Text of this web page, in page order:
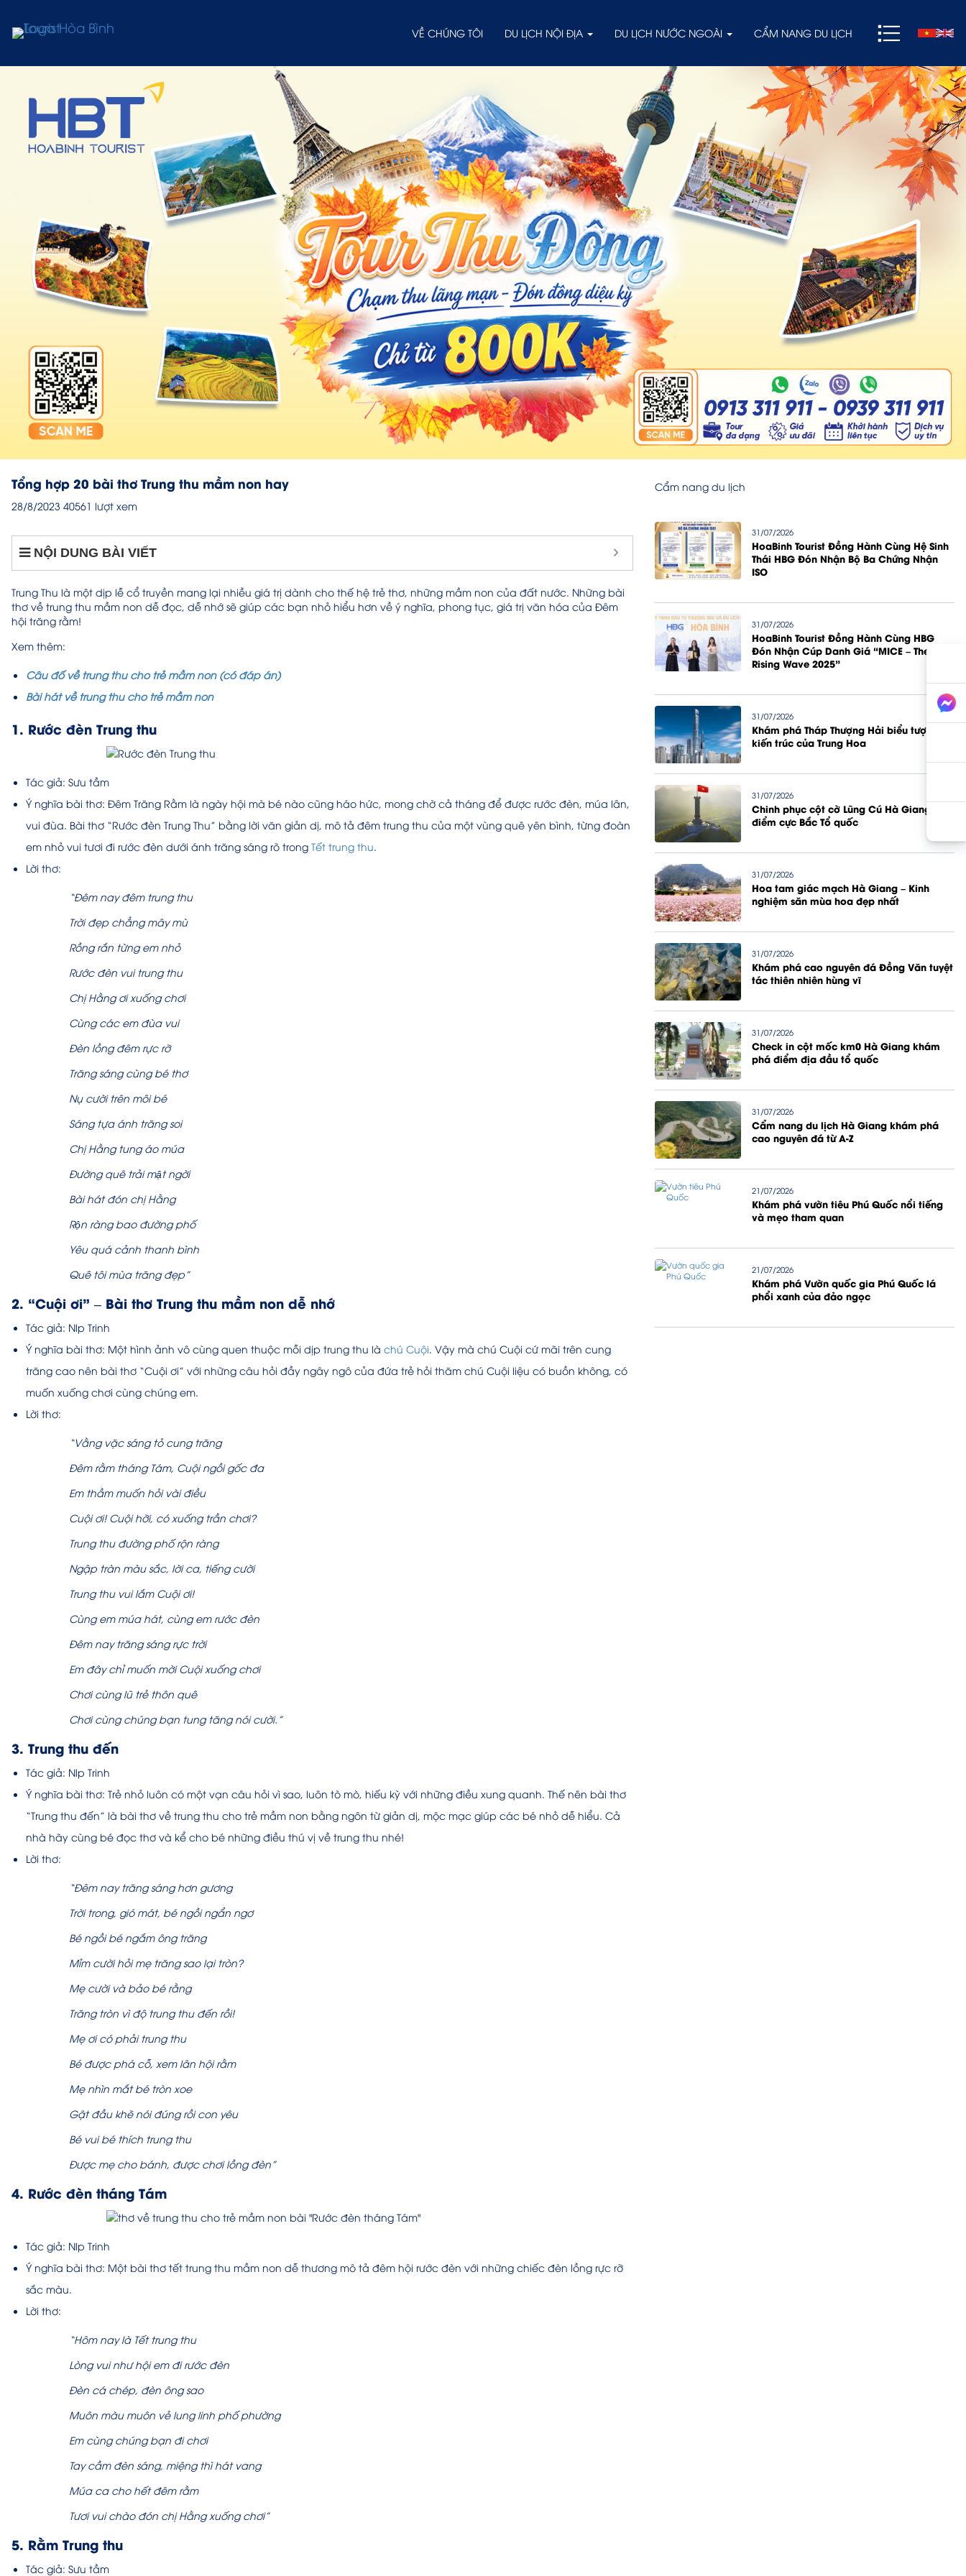
VỀ CHÚNG TÔI DU LỊCH NỘI ĐỊA DU LỊCH NƯỚC NGOÀI CẨM NANG DU LỊCH
Tổng hợp 20 bài thơ Trung thu mầm non hay
28/8/2023 40561 lượt xem
NỘI DUNG BÀI VIẾT
Trung Thu là một dịp lễ cổ truyền mang lại nhiều giá trị dành cho thế hệ trẻ thơ, những mầm non của đất nước. Những bài
thơ về trung thu mầm non dễ đọc, dễ nhớ sẽ giúp các bạn nhỏ hiểu hơn về ý nghĩa, phong tục, giá trị văn hóa của Đêm
hội trăng rằm!
Xem thêm:
Câu đố về trung thu cho trẻ mầm non (có đáp án)
Bài hát về trung thu cho trẻ mầm non
1. Rước đèn Trung thu
Tác giả: Sưu tầm
Ý nghĩa bài thơ: Đêm Trăng Rằm là ngày hội mà bé nào cũng háo hức, mong chờ cả tháng để được rước đèn, múa lân,
vui đùa. Bài thơ “Rước đèn Trung Thu” bằng lời văn giản dị, mô tả đêm trung thu của một vùng quê yên bình, từng đoàn
em nhỏ vui tươi đi rước đèn dưới ánh trăng sáng rõ trong Tết trung thu
Lời thơ:
“Đêm nay đêm trung thu
Trời đẹp chẳng mây mù
Rồng rắn từng em nhỏ
Rước đèn vui trung thu
Chị Hằng ơi xuống chơi
Cùng các em đùa vui
Đèn lồng đêm rực rỡ
Trăng sáng cùng bé thơ
Nụ cười trên môi bé
Sáng tựa ánh trăng soi
Chị Hằng tung áo múa
Đường quê trải mật ngời
Bài hát đón chị Hằng
Rộn ràng bao đường phố
Yêu quá cảnh thanh bình
Quê tôi mùa trăng đẹp”
2. “Cuội ơi” – Bài thơ Trung thu mầm non dễ nhớ
Tác giả: Nlp Trinh
Ý nghĩa bài thơ: Một hình ảnh vô cùng quen thuộc mỗi dịp trung thu là chú Cuội . Vậy mà chú Cuội cứ mãi trên cung
trăng cao nên bài thơ “Cuội ơi” với những câu hỏi đầy ngây ngô của đứa trẻ hỏi thăm chú Cuội liệu có buồn không, có
muốn xuống chơi cùng chúng em.
Lời thơ:
“Vằng vặc sáng tỏ cung trăng
Đêm rằm tháng Tám, Cuội ngồi gốc đa
Em thầm muốn hỏi vài điều
Cuội ơi! Cuội hỡi, có xuống trần chơi?
Trung thu đường phố rộn ràng
Ngập tràn màu sắc, lời ca, tiếng cười
Trung thu vui lắm Cuội ơi!
Cùng em múa hát, cùng em rước đèn
Đêm nay trăng sáng rực trời
Em đây chỉ muốn mời Cuội xuống chơi
Chơi cùng lũ trẻ thôn quê
Chơi cùng chúng bạn tung tăng nói cười.”
3. Trung thu đến
Tác giả: Nlp Trinh
Ý nghĩa bài thơ: Trẻ nhỏ luôn có một vạn câu hỏi vì sao, luôn tò mò, hiếu kỳ với những điều xung quanh. Thế nên bài thơ
“Trung thu đến” là bài thơ về trung thu cho trẻ mầm non bằng ngôn từ giản dị, mộc mạc giúp các bé nhỏ dễ hiểu. Cả
nhà hãy cùng bé đọc thơ và kể cho bé những điều thú vị về trung thu nhé!
Lời thơ:
“Đêm nay trăng sáng hơn gương
Trời trong, gió mát, bé ngồi ngẩn ngơ
Bé ngồi bé ngắm ông trăng
Mỉm cười hỏi mẹ trăng sao lại tròn?
Mẹ cười và bảo bé rằng
Trăng tròn vì độ trung thu đến rồi!
Mẹ ơi có phải trung thu
Bé được phá cỗ, xem lân hội rằm
Mẹ nhìn mắt bé tròn xoe
Gật đầu khẽ nói đúng rồi con yêu
Bé vui bé thích trung thu
Được mẹ cho bánh, được chơi lồng đèn”
4. Rước đèn tháng Tám
Tác giả: Nlp Trinh
Ý nghĩa bài thơ: Một bài thơ tết trung thu mầm non dễ thương mô tả đêm hội rước đèn với những chiếc đèn lồng rực rỡ
sắc màu.
Lời thơ:
“Hôm nay là Tết trung thu
Lòng vui như hội em đi rước đèn
Đèn cá chép, đèn ông sao
Muôn màu muôn vẻ lung linh phố phường
Em cùng chúng bạn đi chơi
Tay cầm đèn sáng, miệng thì hát vang
Múa ca cho hết đêm rằm
Tươi vui chào đón chị Hằng xuống chơi”
5. Rằm Trung thu
Tác giả: Sưu tầm
Cẩm nang du lịch
31/07/2026
HoaBinh Tourist Đồng Hành Cùng Hệ Sinh
Thái HBG Đón Nhận Bộ Ba Chứng Nhận
ISO
31/07/2026
HoaBinh Tourist Đồng Hành Cùng HBG
Đón Nhận Cúp Danh Giá “MICE – The
Rising Wave 2025”
31/07/2026
Khám phá Tháp Thượng Hải biểu tượng
kiến trúc của Trung Hoa
31/07/2026
Chinh phục cột cờ Lũng Cú Hà Giang
điểm cực Bắc Tổ quốc
31/07/2026
Hoa tam giác mạch Hà Giang – Kinh
nghiệm săn mùa hoa đẹp nhất
31/07/2026
Khám phá cao nguyên đá Đồng Văn tuyệt
tác thiên nhiên hùng vĩ
31/07/2026
Check in cột mốc km0 Hà Giang khám
phá điểm địa đầu tổ quốc
31/07/2026
Cẩm nang du lịch Hà Giang khám phá
cao nguyên đá từ A-Z
21/07/2026
Khám phá vườn tiêu Phú Quốc nổi tiếng
và mẹo tham quan
21/07/2026
Khám phá Vườn quốc gia Phú Quốc lá
phổi xanh của đảo ngọc